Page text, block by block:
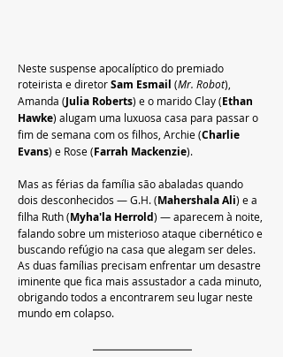
Neste suspense apocalíptico do premiado
roteirista e diretor Sam Esmail (Mr. Robot),
Amanda (Julia Roberts) e o marido Clay (Ethan
Hawke) alugam uma luxuosa casa para passar o
fim de semana com os filhos, Archie (Charlie
Evans) e Rose (Farrah Mackenzie).
Mas as férias da família são abaladas quando
dois desconhecidos — G.H. (Mahershala Ali) e a
filha Ruth (Myha'la Herrold) — aparecem à noite,
falando sobre um misterioso ataque cibernético e
buscando refúgio na casa que alegam ser deles.
As duas famílias precisam enfrentar um desastre
iminente que fica mais assustador a cada minuto,
obrigando todos a encontrarem seu lugar neste
mundo em colapso.